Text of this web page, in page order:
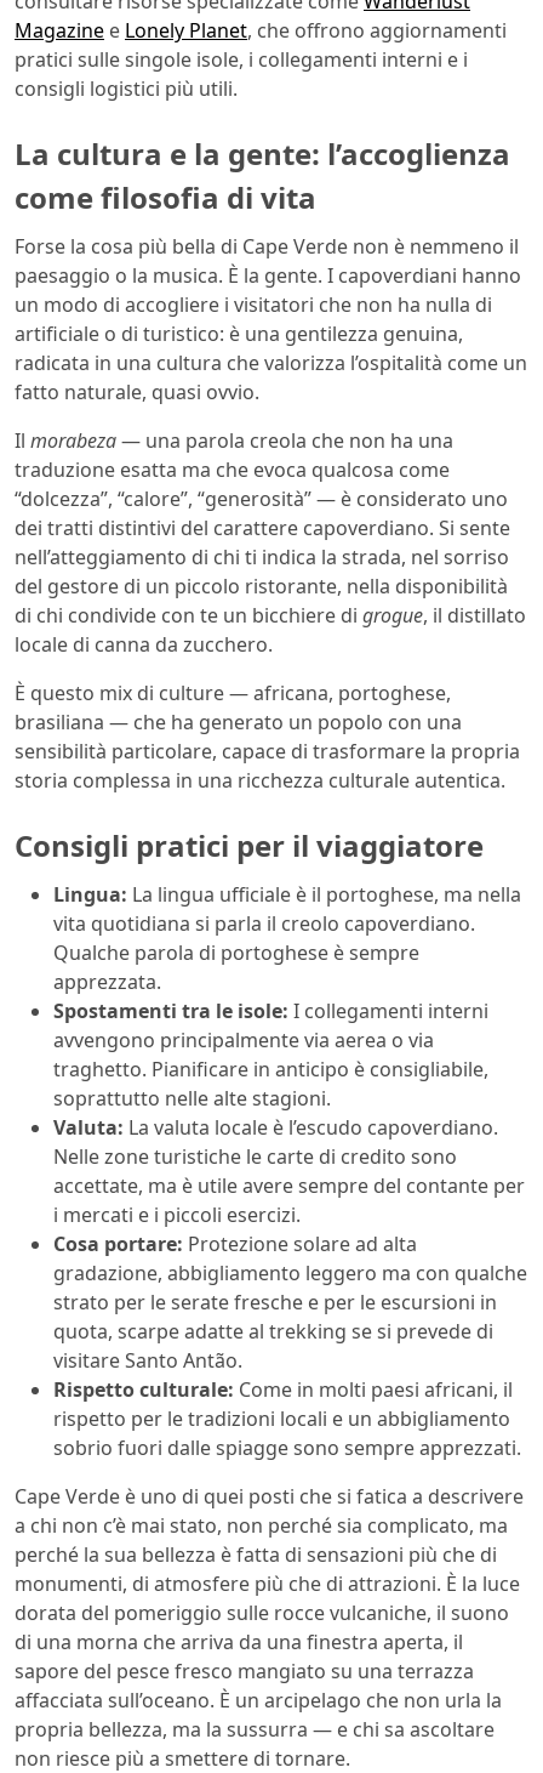
Magazine e Lonely Planet, che offrono aggiornamenti
pratici sulle singole isole, i collegamenti interni e i
consigli logistici più utili.
La cultura e la gente: l’accoglienza
come filosofia di vita
Forse la cosa più bella di Cape Verde non è nemmeno il
paesaggio o la musica. È la gente. I capoverdiani hanno
un modo di accogliere i visitatori che non ha nulla di
artificiale o di turistico: è una gentilezza genuina,
radicata in una cultura che valorizza l’ospitalità come un
fatto naturale, quasi ovvio.
Il morabeza— una parola creola che non ha una
traduzione esatta ma che evoca qualcosa come
“dolcezza”, “calore”, “generosità” — è considerato uno
dei tratti distintivi del carattere capoverdiano. Si sente
nell’atteggiamento di chi ti indica la strada, nel sorriso
del gestore di un piccolo ristorante, nella disponibilità
di chi condivide con te un bicchiere di grogue, il distillato
locale di canna da zucchero.
È questo mix di culture — africana, portoghese,
brasiliana — che ha generato un popolo con una
sensibilità particolare, capace di trasformare la propria
storia complessa in una ricchezza culturale autentica.
Consigli pratici per il viaggiatore
Lingua: La lingua ufficiale è il portoghese, ma nella
vita quotidiana si parla il creolo capoverdiano.
Qualche parola di portoghese è sempre
apprezzata.
Spostamenti tra le isole: I collegamenti interni
avvengono principalmente via aerea o via
traghetto. Pianificare in anticipo è consigliabile,
soprattutto nelle alte stagioni.
Valuta: La valuta locale è l’escudo capoverdiano.
Nelle zone turistiche le carte di credito sono
accettate, ma è utile avere sempre del contante per
i mercati e i piccoli esercizi.
Cosa portare: Protezione solare ad alta
gradazione, abbigliamento leggero ma con qualche
strato per le serate fresche e per le escursioni in
quota, scarpe adatte al trekking se si prevede di
visitare Santo Antão.
Rispetto culturale: Come in molti paesi africani, il
rispetto per le tradizioni locali e un abbigliamento
sobrio fuori dalle spiagge sono sempre apprezzati.
Cape Verde è uno di quei posti che si fatica a descrivere
a chi non c’è mai stato, non perché sia complicato, ma
perché la sua bellezza è fatta di sensazioni più che di
monumenti, di atmosfere più che di attrazioni. È la luce
dorata del pomeriggio sulle rocce vulcaniche, il suono
di una morna che arriva da una finestra aperta, il
sapore del pesce fresco mangiato su una terrazza
affacciata sull’oceano. È un arcipelago che non urla la
propria bellezza, ma la sussurra — e chi sa ascoltare
non riesce più a smettere di tornare.